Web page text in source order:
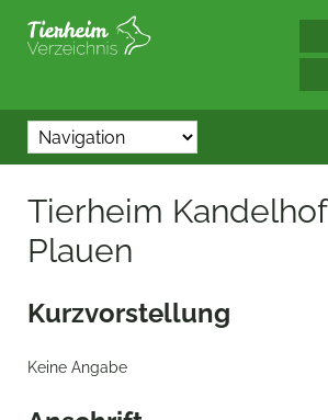
*/?> bool(false)
Tierheim Kandelhof
Plauen
Kurzvorstellung
Keine Angabe